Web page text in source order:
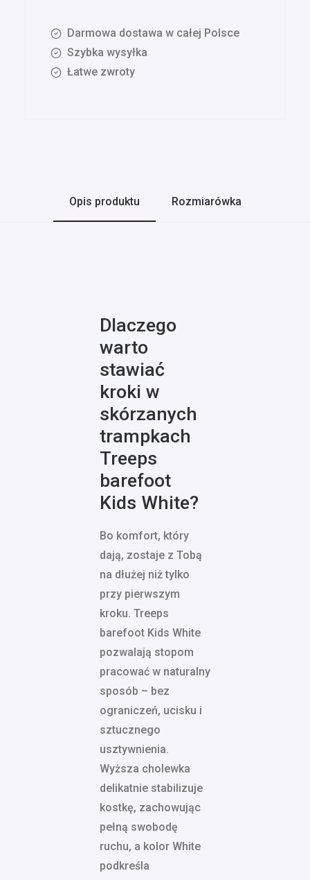
Darmowa dostawa w całej Polsce
Szybka wysyłka
Łatwe zwroty
Opis produktu Rozmiarówka
Dlaczego
warto
stawiać
kroki w
skórzanych
trampkach
Treeps
barefoot
Kids White?
Bo komfort, który
dają, zostaje z Tobą
na dłużej niż tylko
przy pierwszym
kroku. Treeps
barefoot Kids White
pozwalają stopom
pracować w naturalny
sposób – bez
ograniczeń, ucisku i
sztucznego
usztywnienia.
Wyższa cholewka
delikatnie stabilizuje
kostkę, zachowując
pełną swobodę
ruchu, a kolor White
podkreśla